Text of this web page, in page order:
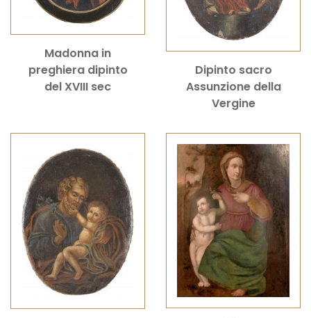
Madonna in
preghiera dipinto
del XVIII sec
Dipinto sacro
Assunzione della
Vergine